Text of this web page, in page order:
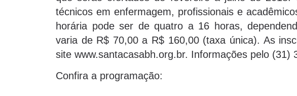
técnicos em enfermagem, profissionais e
horária pode ser de quatro a 16 horas,
varia de R$ 70,00 a R$ 160,00 (taxa única). As
site www.santacasabh.org.br. Informações pelo (31)
Confira a programação: